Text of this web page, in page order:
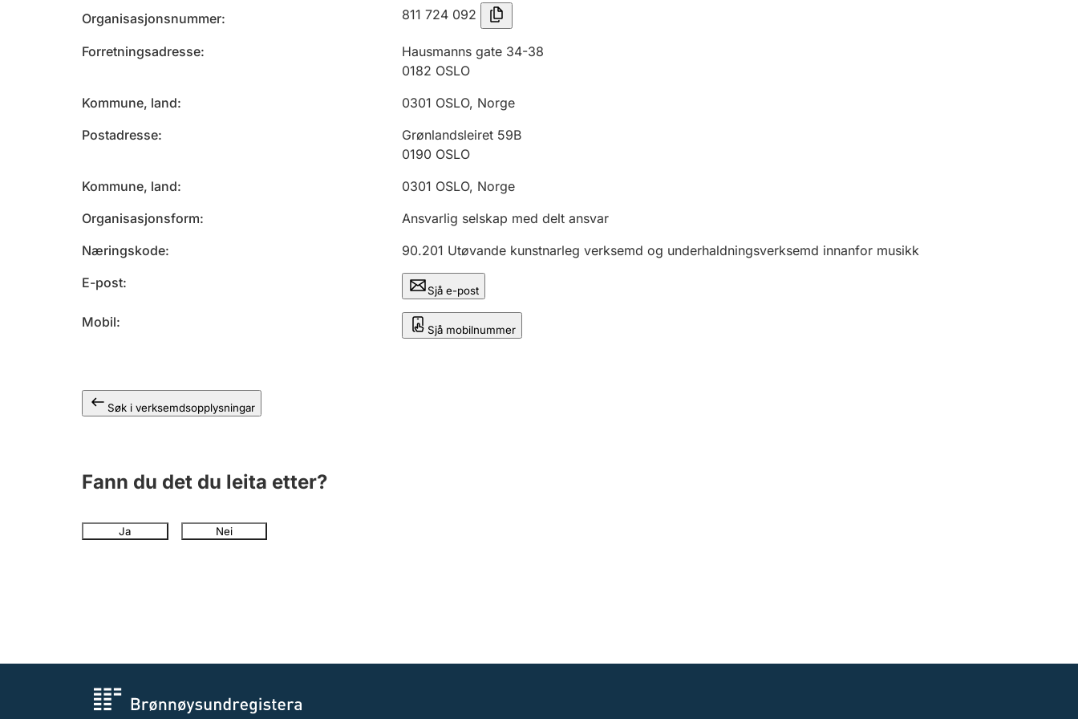
Organisasjonsnummer 811 724 092
Forretningsadresse
Hausmanns gate 34-38
0182 OSLO
Kommune, land
0301 OSLO, Norge
Postadresse
Grønlandsleiret 59B
0190 OSLO
Kommune, land
0301 OSLO, Norge
Organisasjonsform
Ansvarlig selskap med delt ansvar
Næringskode
90.201 Utøvande kunstnarleg verksemd og underhaldningsverksemd innanfor musikk
E-post
Sjå e-post
Mobil Sjå mobilnummer
Søk i verksemdsopplysningar
Fann du det du leita etter?
Ja Nei